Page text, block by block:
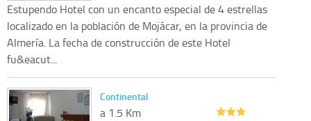
Estupendo Hotel con un encanto especial de 4 estrellas
localizado en la población de Mojácar, en la provincia de
Almería. La fecha de construcción de este Hotel
fu&eacut...
Continental
a 1.5 Km